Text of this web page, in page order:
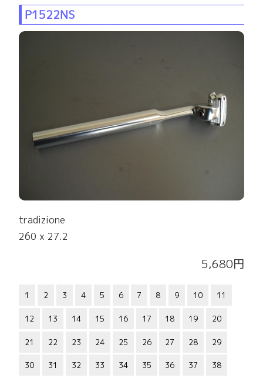
P1522NS
tradizione
260 x 27.2
5,680円
1 2 3 4 5 6 7 8 9 10 11
12 13 14 15 16 17 18 19 20
21 22 23 24 25 26 27 28 29
30 31 32 33 34 35 36 37 38